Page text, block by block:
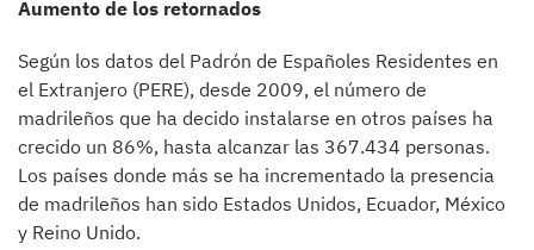
Aumento de los retornados
Según los datos del Padrón de Españoles Residentes en
el Extranjero (PERE), desde 2009, el número de
madrileños que ha decido instalarse en otros países ha
crecido un 86%, hasta alcanzar las 367.434 personas.
Los países donde más se ha incrementado la presencia
de madrileños han sido Estados Unidos, Ecuador, México
y Reino Unido.